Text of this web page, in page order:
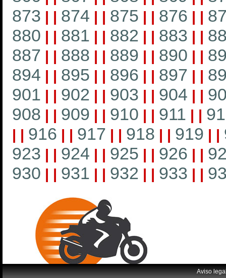
873 | | 874 | | 875 | | 876 | |
880 | | 881 | | 882 | | 883 | |
887 | | 888 | | 889 | | 890 | |
894 | | 895 | | 896 | | 897 | |
901 | | 902 | | 903 | | 904 | |
908 | | 909 | | 910 | | 911 | |
| | 916 | | 917 | | 918 | | 919 | |
923 | | 924 | | 925 | | 926 | |
930 | | 931 | | 932 | | 933 | |
Aviso